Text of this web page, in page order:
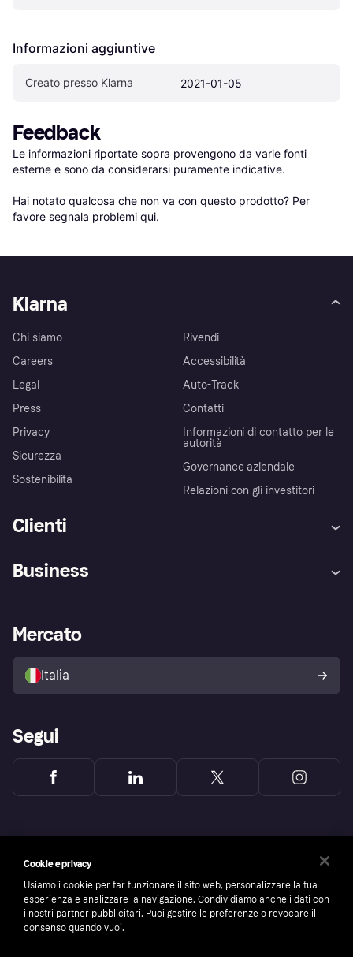
Informazioni aggiuntive
Creato presso Klarna 2021-01-05
Feedback
Le informazioni riportate sopra provengono da varie fonti
esterne e sono da considerarsi puramente indicative.
Hai notato qualcosa che non va con questo prodotto? Per
favore segnala problemi qui.
Klarna
Chi siamo
Careers
Legal
Press
Privacy
Sicurezza
Sostenibilità
Rivendi
Accessibilità
Auto-Track
Contatti
Informazioni di contatto per le
autorità
Governance aziendale
Relazioni con gli investitori
Clienti
Assistenza
Esplora i negozi
Politica di protezione
dell'acquirente Klarna
Business
Accesso aziende
Mercato
Italia
Segui
Cookie e privacy
Usiamo i cookie per far funzionare il sito web, personalizzare la tua
esperienza e analizzare la navigazione. Condividiamo anche i dati con
i nostri partner pubblicitari. Puoi gestire le preferenze o revocare il
consenso quando vuoi.